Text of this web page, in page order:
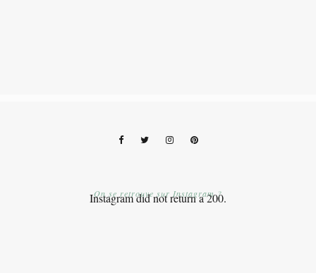
Instagram did not return a 200.
On se retrouve sur Instagram ?